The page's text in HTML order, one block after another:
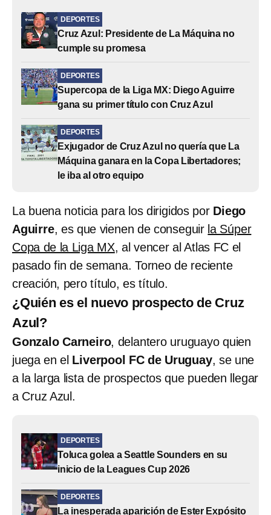
DEPORTES
Cruz Azul: Presidente de La Máquina no
cumple su promesa
DEPORTES
Supercopa de la Liga MX: Diego Aguirre
gana su primer título con Cruz Azul
DEPORTES
Exjugador de Cruz Azul no quería que La
Máquina ganara en la Copa Libertadores;
le iba al otro equipo
La buena noticia para los dirigidos por Diego
Aguirre, es que vienen de conseguir la Súper
Copa de la Liga MX, al vencer al Atlas FC el
pasado fin de semana. Torneo de reciente
creación, pero título, es título.
¿Quién es el nuevo prospecto de Cruz
Azul?
Gonzalo Carneiro, delantero uruguayo quien
juega en el Liverpool FC de Uruguay, se une
a la larga lista de prospectos que pueden llegar
a Cruz Azul.
DEPORTES
Toluca golea a Seattle Sounders en su
inicio de la Leagues Cup 2026
DEPORTES
La inesperada aparición de Ester Expósito